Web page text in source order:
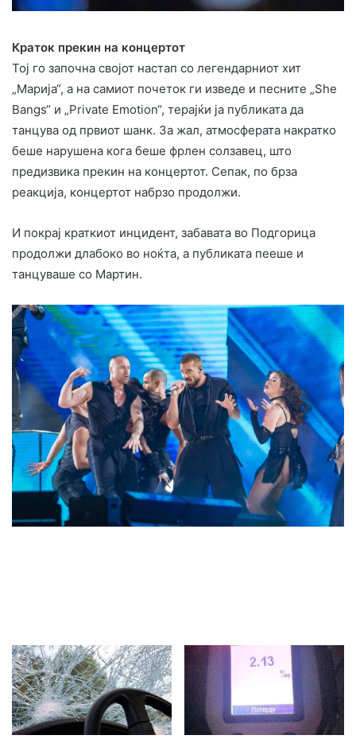
Краток прекин на концертот
Тој го започна својот настап со легендарниот хит
„Марија“, а на самиот почеток ги изведе и песните „She
Bangs“ и „Private Emotion“, терајќи ја публиката да
танцува од првиот шанк. За жал, атмосферата накратко
беше нарушена кога беше фрлен солзавец, што
предизвика прекин на концертот. Сепак, по брза
реакција, концертот набрзо продолжи.
И покрај краткиот инцидент, забавата во Подгорица
продолжи длабоко во ноќта, а публиката пееше и
танцуваше со Мартин.